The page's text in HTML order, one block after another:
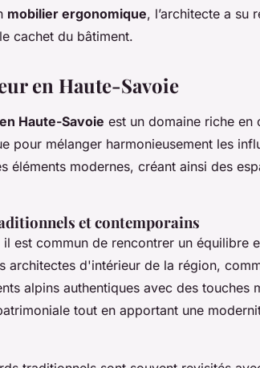
mobilier ergonomique, l’architecte a su
cachet du bâtiment.
en Haute-Savoie
Haute-Savoie est un domaine riche en
pour mélanger harmonieusement les
éléments modernes, créant ainsi des
et contemporains
est commun de rencontrer un équilibre
architectes d'intérieur de la région,
alpins authentiques avec des touches
tout en apportant une